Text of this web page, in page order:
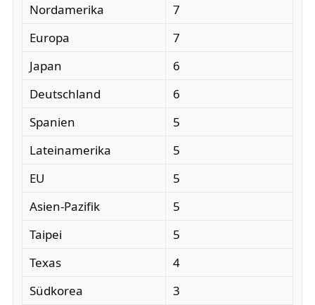
Nordamerika
7
Europa
7
Japan
6
Deutschland
6
Spanien
5
Lateinamerika
5
EU
5
Asien-Pazifik
5
Taipei
5
Texas
4
Südkorea
3